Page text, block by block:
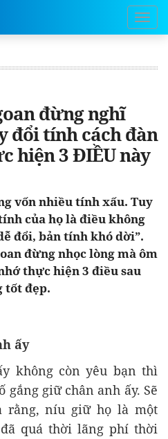
đừng nghĩ
đổi tính cách đàn
hiện 3 ĐIỀU này
vốn nhiều tính xấu. Tuy
của họ là điều không
đổi, bản tính khó dời”.
đừng nhọc lòng mà ôm
thực hiện 3 điều sau
tốt đẹp.
ấy
không còn yêu bạn thì
gắng giữ chân anh ấy. Sẽ
rằng, níu giữ họ là một
quá thời lãng phí thời